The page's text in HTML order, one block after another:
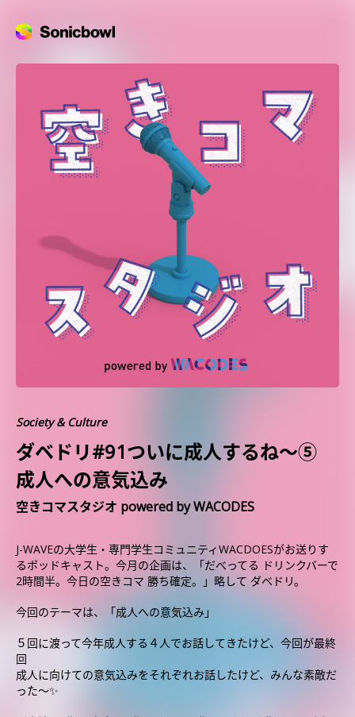
Society & Culture
ダベドリ#91ついに成人するね〜⑤
成人への意気込み
空きコマスタジオ powered by WACODES
J-WAVEの大学生・専門学生コミュニティWACDOESがお送りす
るポッドキャスト。今月の企画は、「だべってる ドリンクバーで
2時間半。今日の空きコマ 勝ち確定。」略して ダベドリ。
今回のテーマは、「成人への意気込み」
５回に渡って今年成人する４人でお話してきたけど、今回が最終
回
成人に向けての意気込みをそれぞれお話したけど、みんな素敵だ
った〜✨